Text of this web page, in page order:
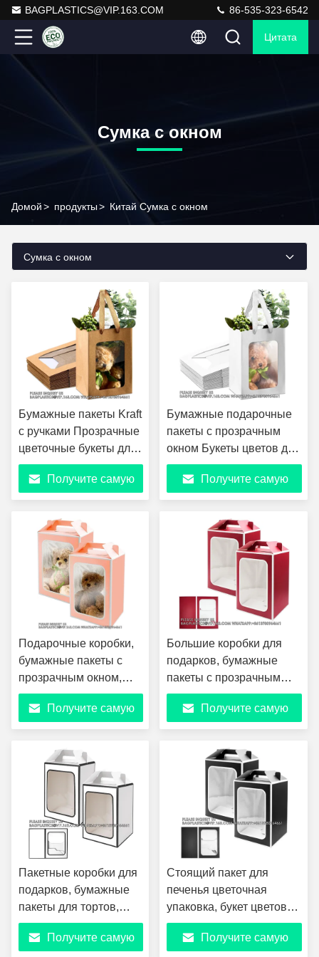
BAGPLASTICS@VIP.163.COM 86-535-323-6542
Цитата
Сумка с окном
Домой> продукты> Китай Сумка с окном
Сумка с окном
Бумажные пакеты Kraft
с ручками Прозрачные
цветочные букеты для
свадебных праздников
Получите самую
Бумажные подарочные
пакеты с прозрачным
окном Букеты цветов для
свадебных праздников
(белый)Получите самую
Подарочные коробки,
бумажные пакеты с
прозрачным окном,
букет цветов,
бумажные подарки с
ручками, свадебный
Получите самую
Большие коробки для
подарков, бумажные
пакеты с прозрачным
окном, букет цветов,
бумажные пакеты для
подарков с ручками,
торговая сумка
Получите самую
Пакетные коробки для
подарков, бумажные
пакеты для тортов,
декоративные
цветочные пакеты,
Получите самую
Стоящий пакет для
печенья цветочная
упаковка, букет цветов
бумажные подарки с
ручками, партийный
Получите самую